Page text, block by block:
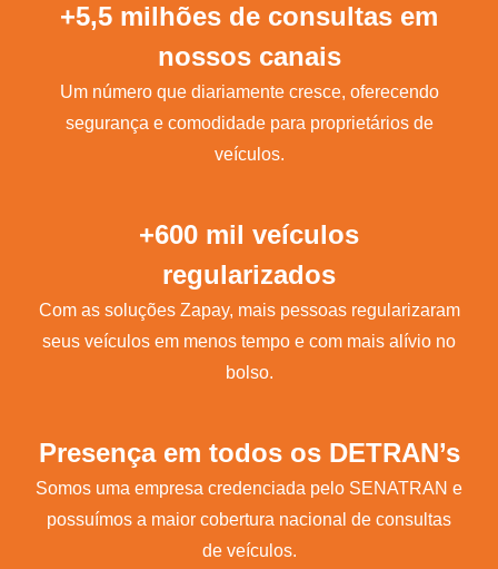
+5,5 milhões de consultas em
nossos canais
Um número que diariamente cresce, oferecendo
segurança e comodidade para proprietários de
veículos.
+600 mil veículos
regularizados
Com as soluções Zapay, mais pessoas regularizaram
seus veículos em menos tempo e com mais alívio no
bolso.
Presença em todos os DETRAN’s
Somos uma empresa credenciada pelo SENATRAN e
possuímos a maior cobertura nacional de consultas
de veículos.